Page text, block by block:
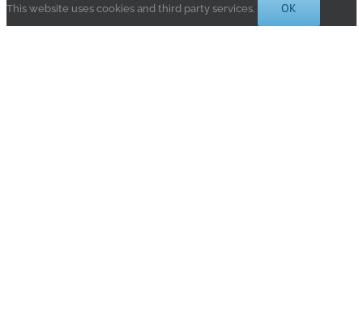
This website uses cookies and third party services. OK